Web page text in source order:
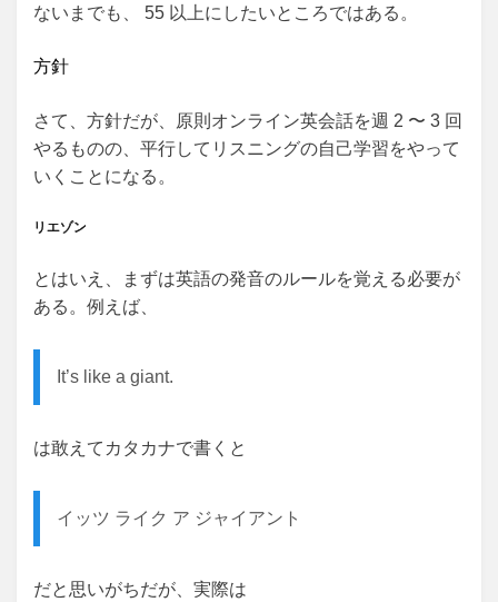
ないまでも、 55 以上にしたいところではある。
方針
さて、方針だが、原則オンライン英会話を週 2 〜 3 回
やるものの、平行してリスニングの自己学習をやって
いくことになる。
リエゾン
とはいえ、まずは英語の発音のルールを覚える必要が
ある。例えば、
It’s like a giant.
は敢えてカタカナで書くと
イッツ ライク ア ジャイアント
だと思いがちだが、実際は